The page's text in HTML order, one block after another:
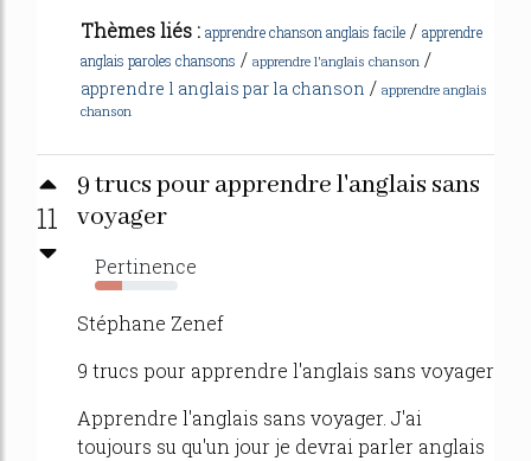
Thèmes liés : apprendre chanson anglais facile / apprendre
anglais paroles chansons / apprendre l'anglais chanson /
apprendre l anglais par la chanson / apprendre anglais
chanson
11
9 trucs pour apprendre l'anglais sans
voyager
Pertinence
33%
Stéphane Zenef
9 trucs pour apprendre l'anglais sans voyager
Apprendre l'anglais sans voyager. J'ai
toujours su qu'un jour je devrai parler anglais